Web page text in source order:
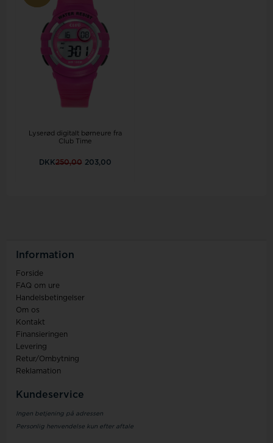
Lyserød digitalt børneure fra
Club Time
DKK250,00 203,00
Information
Forside
FAQ om ure
Handelsbetingelser
Om os
Kontakt
Finansieringen
Levering
Retur/Ombytning
Reklamation
Kundeservice
Ingen betjening på adressen
Personlig henvendelse kun efter aftale